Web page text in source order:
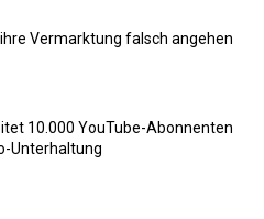
Vermarktung falsch angehen
10.000 YouTube-Abonnenten
Unterhaltung